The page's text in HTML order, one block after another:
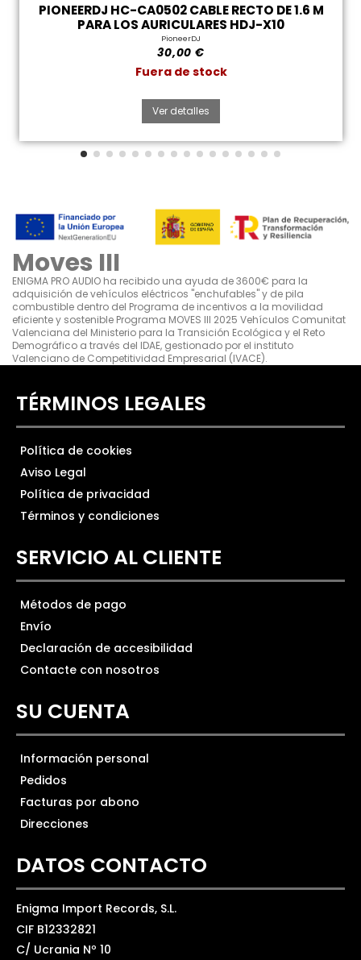
PIONEERDJ HC-CA0502 CABLE RECTO DE 1.6 M
PARA LOS AURICULARES HDJ-X10
PioneerDJ
30,00 €
Fuera de stock
Ver detalles
Moves III
ENIGMA PRO AUDIO ha recibido una ayuda de 3600€ para la
adquisición de vehículos eléctricos "enchufables" y de pila
combustible dentro del Programa de incentivos a la movilidad
eficiente y sostenible Programa MOVES III 2025 Vehículos Comunitat
Valenciana del Ministerio para la Transición Ecológica y el Reto
Demográfico a través del IDAE, gestionado por el instituto
Valenciano de Competitividad Empresarial (IVACE).
TÉRMINOS LEGALES
Política de cookies
Aviso Legal
Política de privacidad
Términos y condiciones
SERVICIO AL CLIENTE
Métodos de pago
Envío
Declaración de accesibilidad
Contacte con nosotros
SU CUENTA
Información personal
Pedidos
Facturas por abono
Direcciones
DATOS CONTACTO
Enigma Import Records, S.L.
CIF B12332821
C/ Ucrania Nº 10